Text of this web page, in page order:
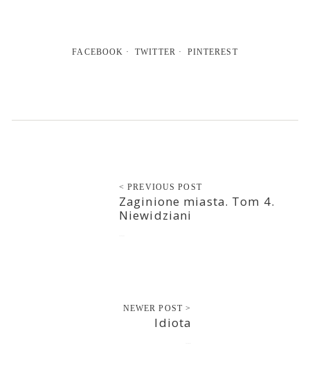
FACEBOOK TWITTER PINTEREST
< PREVIOUS POST
Zaginione miasta. Tom 4.
Niewidziani
NEWER POST >
Idiota